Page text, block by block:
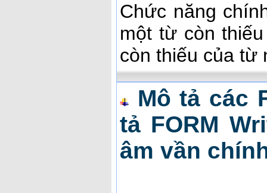
Chức năng
một từ còn
còn thiếu của từ
Mô tả các
tả FORM
âm vần